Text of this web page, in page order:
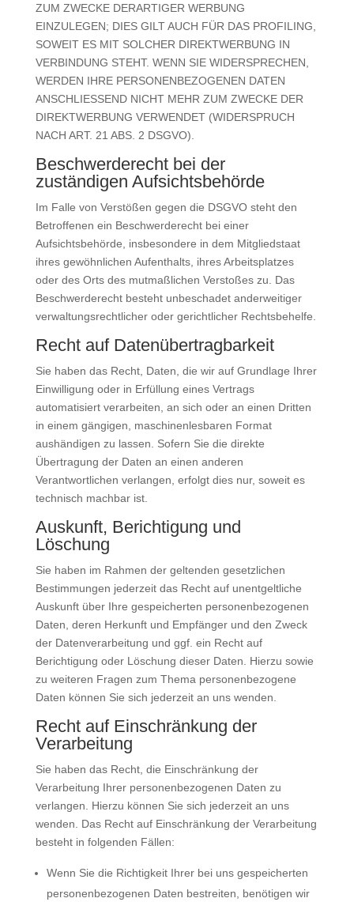
ZUM ZWECKE DERARTIGER WERBUNG
EINZULEGEN; DIES GILT AUCH FÜR DAS PROFILING,
SOWEIT ES MIT SOLCHER DIREKTWERBUNG IN
VERBINDUNG STEHT. WENN SIE WIDERSPRECHEN,
WERDEN IHRE PERSONENBEZOGENEN DATEN
ANSCHLIESSEND NICHT MEHR ZUM ZWECKE DER
DIREKTWERBUNG VERWENDET (WIDERSPRUCH
NACH ART. 21 ABS. 2 DSGVO).
Beschwerde­recht bei der
zuständigen Aufsichts­behörde
Im Falle von Verstößen gegen die DSGVO steht den
Betroffenen ein Beschwerderecht bei einer
Aufsichtsbehörde, insbesondere in dem Mitgliedstaat
ihres gewöhnlichen Aufenthalts, ihres Arbeitsplatzes
oder des Orts des mutmaßlichen Verstoßes zu. Das
Beschwerderecht besteht unbeschadet anderweitiger
verwaltungsrechtlicher oder gerichtlicher Rechtsbehelfe.
Recht auf Daten­übertrag­barkeit
Sie haben das Recht, Daten, die wir auf Grundlage Ihrer
Einwilligung oder in Erfüllung eines Vertrags
automatisiert verarbeiten, an sich oder an einen Dritten
in einem gängigen, maschinenlesbaren Format
aushändigen zu lassen. Sofern Sie die direkte
Übertragung der Daten an einen anderen
Verantwortlichen verlangen, erfolgt dies nur, soweit es
technisch machbar ist.
Auskunft, Berichtigung und
Löschung
Sie haben im Rahmen der geltenden gesetzlichen
Bestimmungen jederzeit das Recht auf unentgeltliche
Auskunft über Ihre gespeicherten personenbezogenen
Daten, deren Herkunft und Empfänger und den Zweck
der Datenverarbeitung und ggf. ein Recht auf
Berichtigung oder Löschung dieser Daten. Hierzu sowie
zu weiteren Fragen zum Thema personenbezogene
Daten können Sie sich jederzeit an uns wenden.
Recht auf Einschränkung der
Verarbeitung
Sie haben das Recht, die Einschränkung der
Verarbeitung Ihrer personenbezogenen Daten zu
verlangen. Hierzu können Sie sich jederzeit an uns
wenden. Das Recht auf Einschränkung der Verarbeitung
besteht in folgenden Fällen:
Wenn Sie die Richtigkeit Ihrer bei uns gespeicherten
personenbezogenen Daten bestreiten, benötigen wir